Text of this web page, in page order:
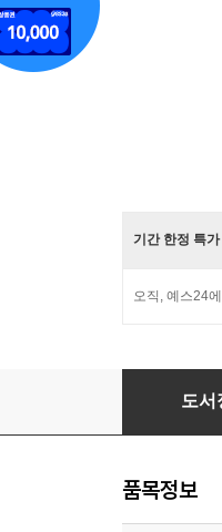
기간 한정 특가
오직, 예스24
살아 있는 교
도서
품목정보